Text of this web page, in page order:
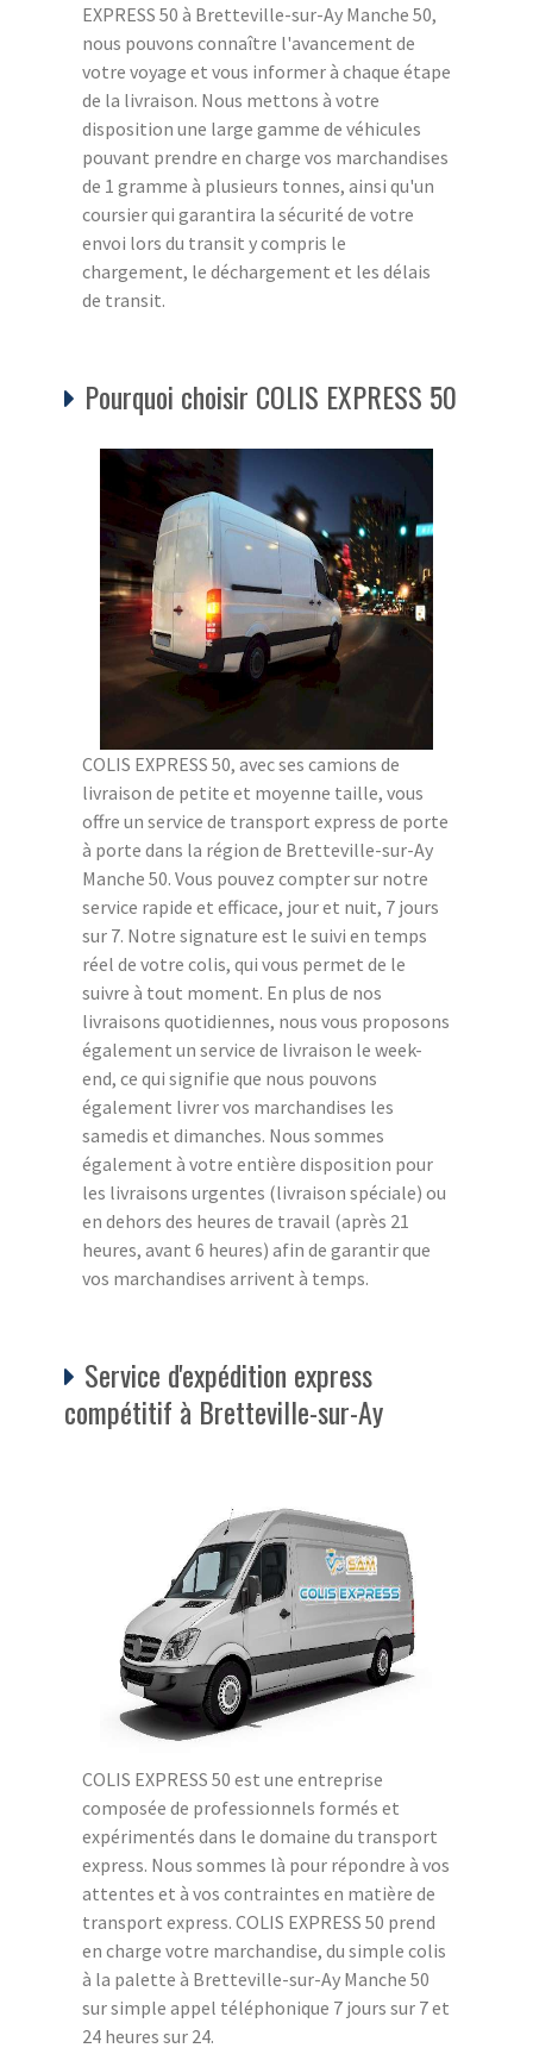
EXPRESS 50 à Bretteville-sur-Ay Manche 50,
nous pouvons connaître l'avancement de
votre voyage et vous informer à chaque étape
de la livraison. Nous mettons à votre
disposition une large gamme de véhicules
pouvant prendre en charge vos marchandises
de 1 gramme à plusieurs tonnes, ainsi qu'un
coursier qui garantira la sécurité de votre
envoi lors du transit y compris le
chargement, le déchargement et les délais
de transit.
Pourquoi choisir COLIS EXPRESS 50
COLIS EXPRESS 50, avec ses camions de
livraison de petite et moyenne taille, vous
offre un service de transport express de porte
à porte dans la région de Bretteville-sur-Ay
Manche 50. Vous pouvez compter sur notre
service rapide et efficace, jour et nuit, 7 jours
sur 7. Notre signature est le suivi en temps
réel de votre colis, qui vous permet de le
suivre à tout moment. En plus de nos
livraisons quotidiennes, nous vous proposons
également un service de livraison le week-
end, ce qui signifie que nous pouvons
également livrer vos marchandises les
samedis et dimanches. Nous sommes
également à votre entière disposition pour
les livraisons urgentes (livraison spéciale) ou
en dehors des heures de travail (après 21
heures, avant 6 heures) afin de garantir que
vos marchandises arrivent à temps.
Service d'expédition express
compétitif à Bretteville-sur-Ay
COLIS EXPRESS 50 est une entreprise
composée de professionnels formés et
expérimentés dans le domaine du transport
express. Nous sommes là pour répondre à vos
attentes et à vos contraintes en matière de
transport express. COLIS EXPRESS 50 prend
en charge votre marchandise, du simple colis
à la palette à Bretteville-sur-Ay Manche 50
sur simple appel téléphonique 7 jours sur 7 et
24 heures sur 24.